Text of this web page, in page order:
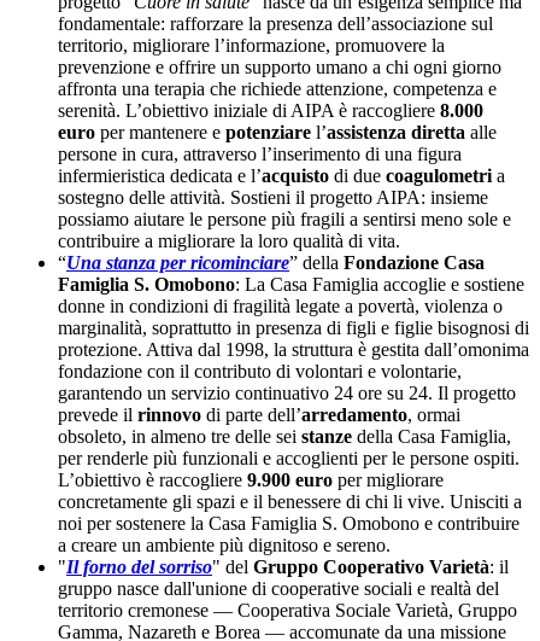
fondamentale: rafforzare la presenza dell’associazione sul
territorio, migliorare l’informazione, promuovere la
prevenzione e offrire un supporto umano a chi ogni giorno
affronta una terapia che richiede attenzione, competenza e
serenità. L’obiettivo iniziale di AIPA è raccogliere 8.000
euro per mantenere e potenziare l’assistenza diretta alle
persone in cura, attraverso l’inserimento di una figura
infermieristica dedicata e l’acquisto di due coagulometri a
sostegno delle attività. Sostieni il progetto AIPA: insieme
possiamo aiutare le persone più fragili a sentirsi meno sole e
contribuire a migliorare la loro qualità di vita.
“Una stanza per ricominciare” della Fondazione Casa
Famiglia S. Omobono: La Casa Famiglia accoglie e sostiene
donne in condizioni di fragilità legate a povertà, violenza o
marginalità, soprattutto in presenza di figli e figlie bisognosi di
protezione. Attiva dal 1998, la struttura è gestita dall’omonima
fondazione con il contributo di volontari e volontarie,
garantendo un servizio continuativo 24 ore su 24. Il progetto
prevede il rinnovo di parte dell’arredamento, ormai
obsoleto, in almeno tre delle sei stanze della Casa Famiglia,
per renderle più funzionali e accoglienti per le persone ospiti.
L’obiettivo è raccogliere 9.900 euro per migliorare
concretamente gli spazi e il benessere di chi li vive. Unisciti a
noi per sostenere la Casa Famiglia S. Omobono e contribuire
a creare un ambiente più dignitoso e sereno.
"Il forno del sorriso" del Gruppo Cooperativo Varietà: il
gruppo nasce dall'unione di cooperative sociali e realtà del
territorio cremonese — Cooperativa Sociale Varietà, Gruppo
Gamma, Nazareth e Borea — accomunate da una missione